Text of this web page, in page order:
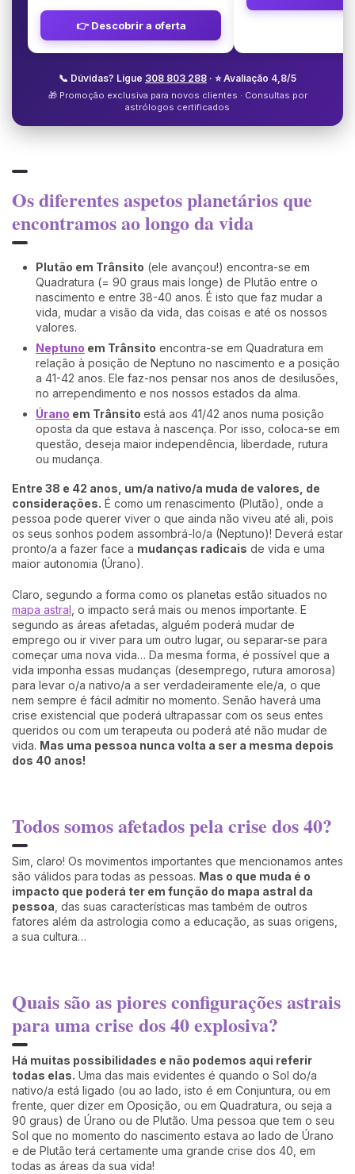
👉 Descobrir a oferta
📞 Dúvidas? Ligue 308 803 288 · ⭐ Avaliação 4,8/5
🎁 Promoção exclusiva para novos clientes · Consultas por
astrólogos certificados
Os diferentes aspetos planetários que
encontramos ao longo da vida
Plutão em Trânsito (ele avançou!) encontra-se em
Quadratura (= 90 graus mais longe) de Plutão entre o
nascimento e entre 38-40 anos. É isto que faz mudar a
vida, mudar a visão da vida, das coisas e até os nossos
valores.
Neptuno em Trânsito encontra-se em Quadratura em
relação à posição de Neptuno no nascimento e a posição
a 41-42 anos. Ele faz-nos pensar nos anos de desilusões,
no arrependimento e nos nossos estados da alma.
Úrano em Trânsito está aos 41/42 anos numa posição
oposta da que estava à nascença. Por isso, coloca-se em
questão, deseja maior independência, liberdade, rutura
ou mudança.
Entre 38 e 42 anos, um/a nativo/a muda de valores, de
considerações. É como um renascimento (Plutão), onde a
pessoa pode querer viver o que ainda não viveu até ali, pois
os seus sonhos podem assombrá-lo/a (Neptuno)! Deverá estar
pronto/a a fazer face a mudanças radicais de vida e uma
maior autonomia (Úrano).
Claro, segundo a forma como os planetas estão situados no
mapa astral , o impacto será mais ou menos importante. E
segundo as áreas afetadas, alguém poderá mudar de
emprego ou ir viver para um outro lugar, ou separar-se para
começar uma nova vida… Da mesma forma, é possível que a
vida imponha essas mudanças (desemprego, rutura amorosa)
para levar o/a nativo/a a ser verdadeiramente ele/a, o que
nem sempre é fácil admitir no momento. Senão haverá uma
crise existencial que poderá ultrapassar com os seus entes
queridos ou com um terapeuta ou poderá até não mudar de
vida. Mas uma pessoa nunca volta a ser a mesma depois
dos 40 anos!
Todos somos afetados pela crise dos 40?
Sim, claro! Os movimentos importantes que mencionamos antes
são válidos para todas as pessoas. Mas o que muda é o
impacto que poderá ter em função do mapa astral da
pessoa, das suas características mas também de outros
fatores além da astrologia como a educação, as suas origens,
a sua cultura…
Quais são as piores configurações astrais
para uma crise dos 40 explosiva?
Há muitas possibilidades e não podemos aqui referir
todas elas. Uma das mais evidentes é quando o Sol do/a
nativo/a está ligado (ou ao lado, isto é em Conjuntura, ou em
frente, quer dizer em Oposição, ou em Quadratura, ou seja a
90 graus) de Úrano ou de Plutão. Uma pessoa que tem o seu
Sol que no momento do nascimento estava ao lado de Úrano
e de Plutão terá certamente uma grande crise dos 40, em
todas as áreas da sua vida!